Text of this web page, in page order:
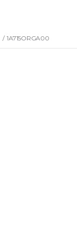
/ 1A715ORGA00